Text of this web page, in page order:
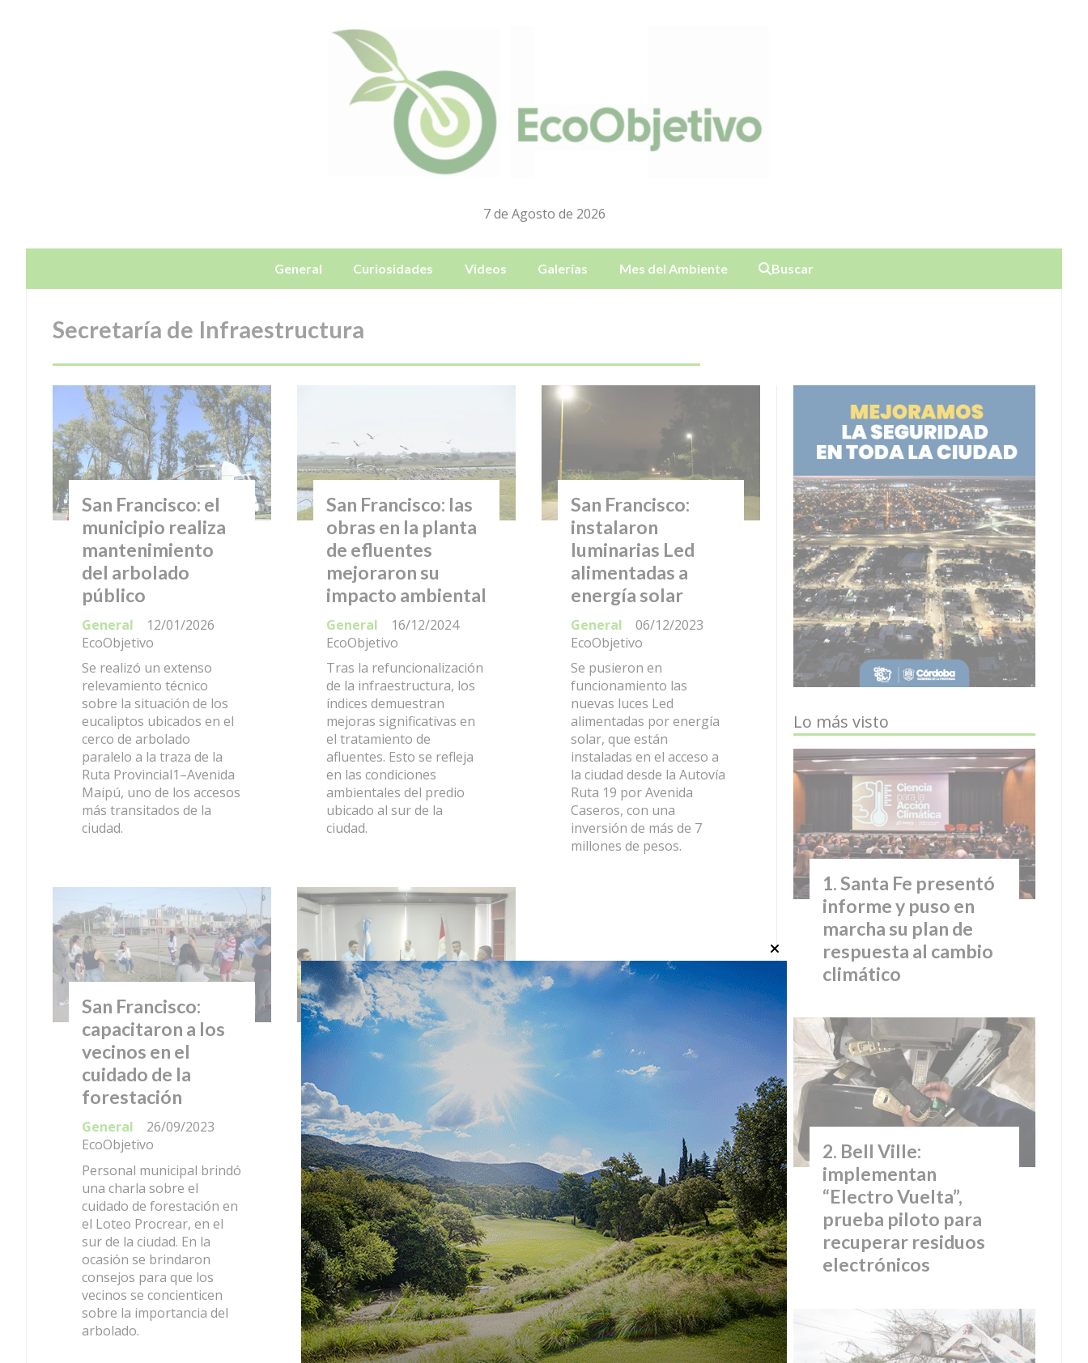
7 de Agosto de 2026
General Curiosidades Videos Galerías Mes del Ambiente Buscar
Secretaría de Infraestructura
San Francisco: el
municipio realiza
mantenimiento
del arbolado
público
EcoObjetivo
General 12/01/2026
Se realizó un extenso
relevamiento técnico
sobre la situación de los
eucaliptos ubicados en el
cerco de arbolado
paralelo a la traza de la
Ruta Provincial1–Avenida
Maipú, uno de los accesos
más transitados de la
ciudad.
San Francisco: las
obras en la planta
de efluentes
mejoraron su
impacto ambiental
EcoObjetivo
General 16/12/2024
Tras la refuncionalización
de la infraestructura, los
índices demuestran
mejoras significativas en
el tratamiento de
afluentes. Esto se refleja
en las condiciones
ambientales del predio
ubicado al sur de la
ciudad.
San Francisco:
instalaron
luminarias Led
alimentadas a
energía solar
EcoObjetivo
General 06/12/2023
Se pusieron en
funcionamiento las
nuevas luces Led
alimentadas por energía
solar, que están
instaladas en el acceso a
la ciudad desde la Autovía
Ruta 19 por Avenida
Caseros, con una
inversión de más de 7
millones de pesos.
San Francisco:
capacitaron a los
vecinos en el
cuidado de la
forestación
EcoObjetivo
General 26/09/2023
Personal municipal brindó
una charla sobre el
cuidado de forestación en
el Loteo Procrear, en el
sur de la ciudad. En la
ocasión se brindaron
consejos para que los
vecinos se concienticen
sobre la importancia del
arbolado.
Empresa
sanfrancisqueña
trabaja en la
instalación de
planta de
biocombustible
EcoObjetivo
General 22/02/2023
Como parte de un
proyecto impulsado por el
Gobierno de Córdoba,
una empresa de San
Francisco trabaja en la
instalación de una planta
de biocombustible. La
iniciativa fue presentada a
las autoridades de la
ciudad.
Lo más visto
Santa Fe presentó
informe y puso en
marcha su plan de
respuesta al cambio
climático
Bell Ville:
implementan
“Electro Vuelta”,
prueba piloto para
recuperar residuos
electrónicos